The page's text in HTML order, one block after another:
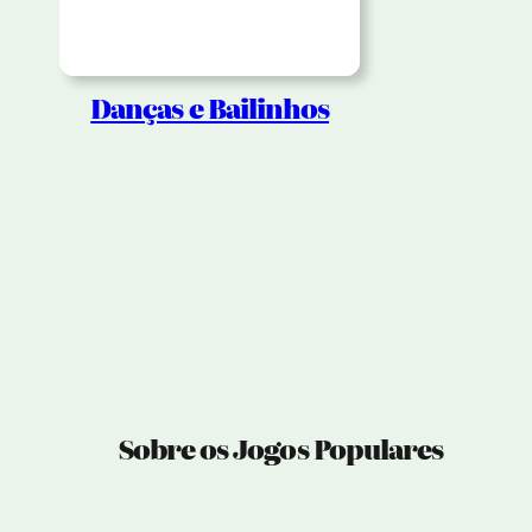
Danças e Bailinhos
Sobre os Jogos Populares